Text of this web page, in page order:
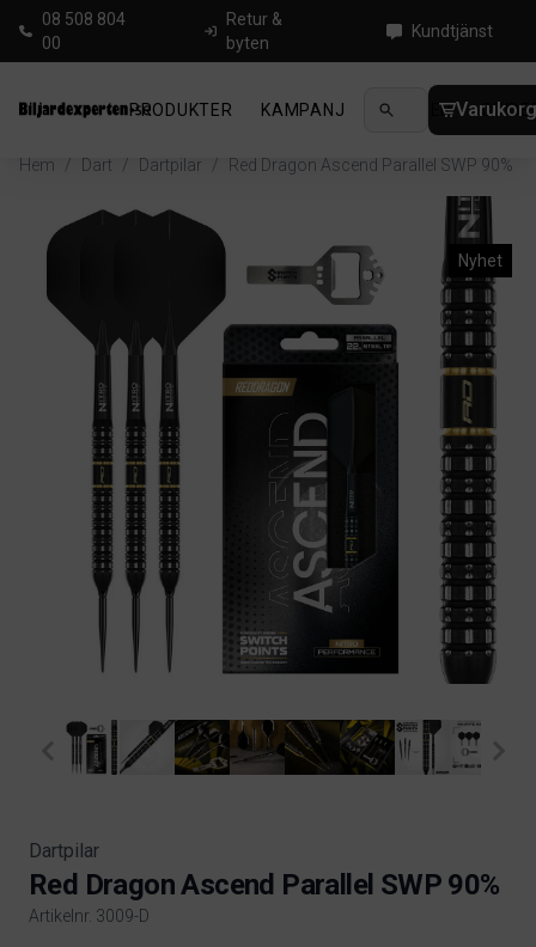
08 508 804
00
Retur &
byten
Kundtjänst
PRODUKTER KAMPANJ NYHETER
Hem / Dart / Dartpilar / Red Dragon Ascend Parallel SWP 90%
Nyhet
Dartpilar
Red Dragon Ascend Parallel SWP 90%
Artikelnr. 3009-D